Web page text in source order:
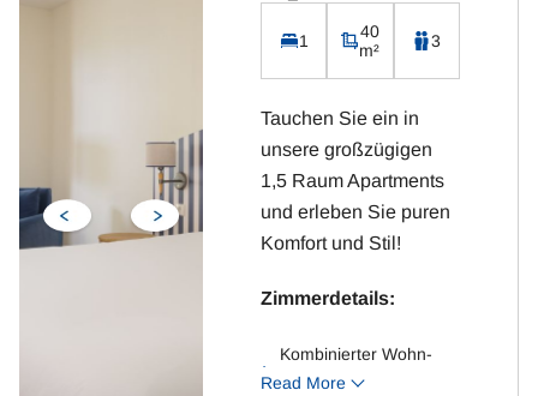
Kaffeemaschine,
Wasserkocher, Toaster
und Cerankochfeld
1
40
m²
3
Tauchen Sie ein in
unsere großzügigen
1,5 Raum Apartments
und erleben Sie puren
Komfort und Stil!
Zimmerdetails:
Kombinierter Wohn-
/Schlafraum
Read More